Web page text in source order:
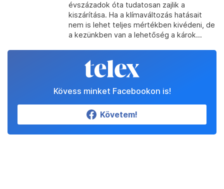
évszázadok óta tudatosan zajlik a
kiszárítása. Ha a klímaváltozás hatásait
nem is lehet teljes mértékben kivédeni, de
a kezünkben van a lehetőség a károk...
Kövess minket Facebookon is!
Követem!